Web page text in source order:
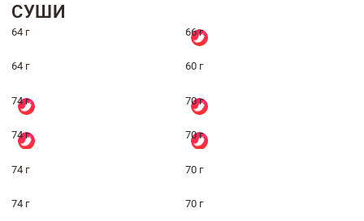
СУШИ
64 г 66 г
64 г 60 г
74 г 70 г
74 г 70 г
74 г 70 г
74 г 70 г